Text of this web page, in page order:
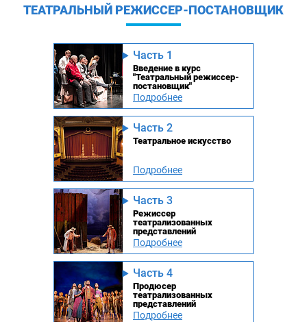
ТЕАТРАЛЬНЫЙ РЕЖИССЕР-ПОСТАНОВЩИК
Часть 1
Введение в курс
"Театральный режиссер-
постановщик"
Подробнее
Часть 2
Театральное искусство
Подробнее
Часть 3
Режиссер
театрализованных
представлений
Подробнее
Часть 4
Продюсер
театрализованных
представлений
Подробнее